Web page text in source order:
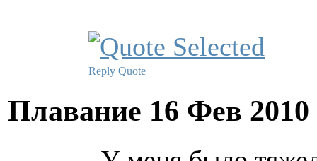
Reply Quote
Плавание 16 Фев